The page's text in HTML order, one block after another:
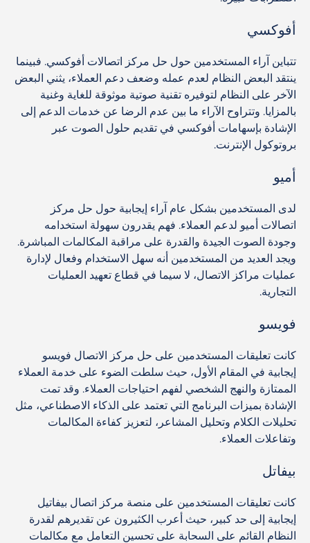
أفوكسي
تتباين آراء المستخدمين حول حل مركز اتصالات أفوكسي. فبينما
ينتقد البعض النظام لعدم عمله وضعف دعم العملاء، يثني البعض
الآخر على النظام لتوفيره تقنية صوتية موثوقة للغاية وغنية
بالمزايا. وتتراوح الآراء ما بين عدم الرضا عن خدمات الدعم إلى
الإشادة بإسهامات أفوكسي في تقديم حلول الصوت عبر
بروتوكول الإنترنت.
أميو
لدى المستخدمين بشكل عام آراء إيجابية حول حل مركز
اتصالات أميو لدعم العملاء. فهم يقدرون سهولة استخدامه
وجودة الصوت الجيدة والقدرة على مراقبة المكالمات المباشرة.
ويجد العديد من المستخدمين أنه سهل الاستخدام وفعال لإدارة
عمليات مراكز الاتصال، لا سيما في قطاع تعهيد العمليات
التجارية.
فويسو
كانت تعليقات المستخدمين على حل مركز الاتصال فويسو
إيجابية في المقام الأول، حيث سلطت الضوء على خدمة العملاء
الممتازة والنهج الشخصي لفهم احتياجات العملاء. وقد تمت
الإشادة بميزات البرنامج التي تعتمد على الذكاء الاصطناعي، مثل
تحليلات الكلام وتحليل المشاعر، لتعزيز كفاءة المكالمات
وتفاعلات العملاء.
بيفاتل
كانت تعليقات المستخدمين على منصة مركز اتصال بيفاتيل
إيجابية إلى حد كبير، حيث أعرب الكثيرون عن تقديرهم لقدرة
النظام القائم على السحابة على تحسين التعامل مع مكالمات